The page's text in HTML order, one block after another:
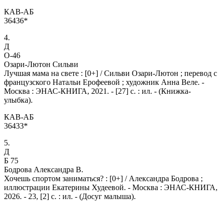
КАВ-АБ
36436*
4.
Д
О-46
Озари-Лютон Сильви
Лучшая мама на свете : [0+] / Сильви Озари-Лютон ; перевод с
французского Натальи Ерофеевой ; художник Анна Веле. -
Москва : ЭНАС-КНИГА, 2021. - [27] с. : ил. - (Книжка-
улыбка).
КАВ-АБ
36433*
5.
Д
Б 75
Бодрова Александра В.
Хочешь спортом заниматься? : [0+] / Александра Бодрова ;
иллюстрации Екатерины Худеевой. - Москва : ЭНАС-КНИГА,
2026. - 23, [2] с. : ил. - (Досуг малыша).